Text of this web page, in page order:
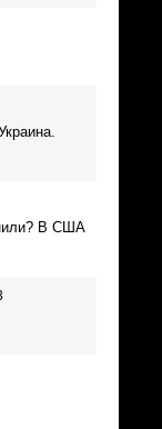
В США